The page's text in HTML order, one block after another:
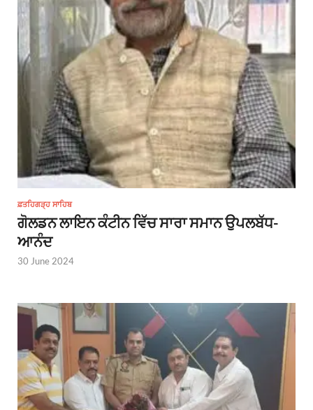
ਫ਼ਤਹਿਗੜ੍ਹ ਸਾਹਿਬ
ਗੋਲਡਨ ਲਾਇਨ ਕੰਟੀਨ ਵਿੱਚ ਸਾਰਾ ਸਮਾਨ ਉਪਲਬੱਧ-
ਆਨੰਦ
30 June 2024